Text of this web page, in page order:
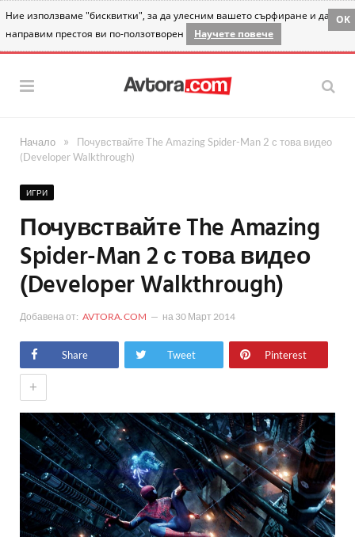
Ние използваме "бисквитки", за да улесним вашето сърфиране и да
направим престоя ви по-ползотворен
Научете повече
OK
Начало »
Почувствайте The Amazing Spider-Man 2 с това видео
(Developer Walkthrough)
ИГРИ
Почувствайте The Amazing
Spider-Man 2 с това видео
(Developer Walkthrough)
Добавена от: AVTORA.COM на 30 Март 2014
Share Tweet Pinterest
+